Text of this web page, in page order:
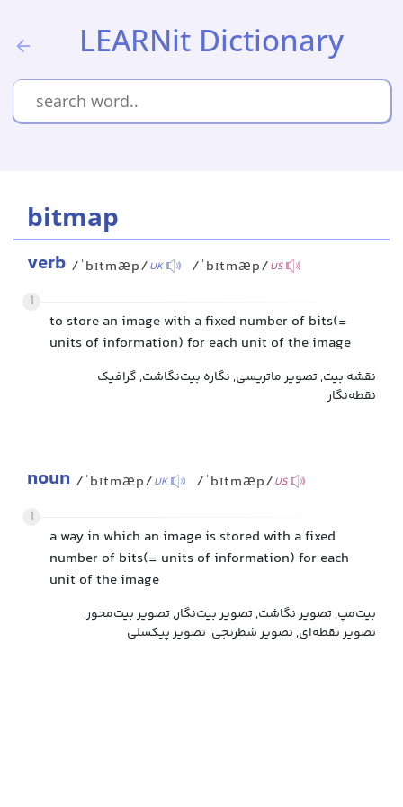
LEARNit Dictionary
bitmap
verb /ˈbɪtmæp/UK /ˈbɪtmæp/US
1
to store an image with a fixed number of bits(=
units of information) for each unit of the image
نقشه بیت, تصویر ماتریسی, نگاره بیت‌نگاشت, گرافیک
نقطه‌نگار
noun /ˈbɪtmæp/UK /ˈbɪtmæp/US
1
a way in which an image is stored with a fixed
number of bits(= units of information) for each
unit of the image
بیت‌مپ, تصویر نگاشت, تصویر بیت‌نگار, تصویر بیت‌محور,
تصویر نقطه‌ای, تصویر شطرنجی, تصویر پیکسلی